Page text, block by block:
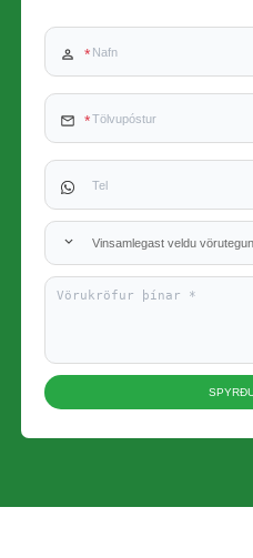
Vinsamlegast veldu
Hafðu